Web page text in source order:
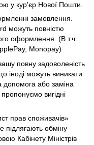
у кур'єр Нової Пошти.
замовлення.
можуть повністю
оформлення. (В т.ч
Monopay)
повну задоволеність
можуть виникати
допомога або заміна
вигідні
прав споживачів»
підлягають обміну
Кабінету Міністрів